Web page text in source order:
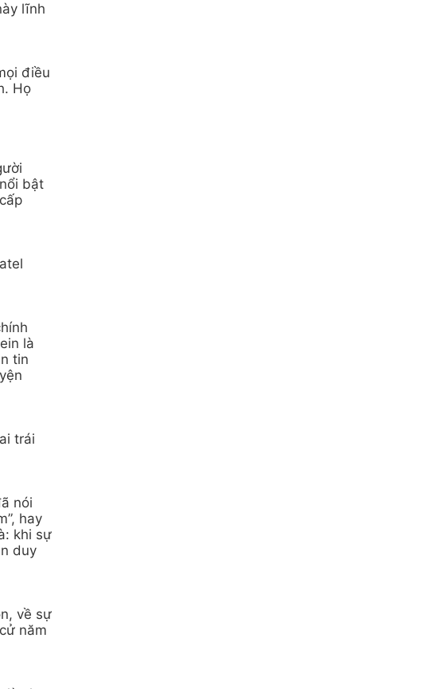
lĩnh
điều
Họ
bật
là
tin
trái
nói
hay
khi sự
duy
về sự
năm